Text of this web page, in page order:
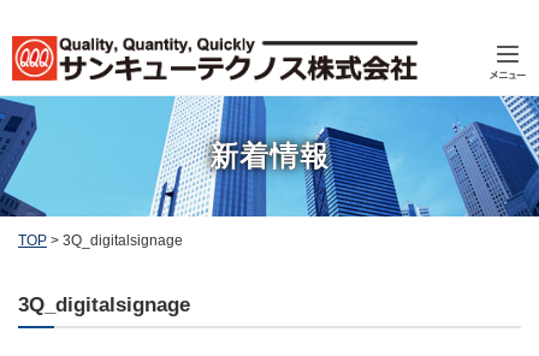
新着情報
TOP > 3Q_digitalsignage
3Q_digitalsignage